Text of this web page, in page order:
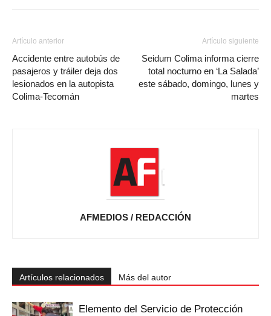
Artículo anterior
Accidente entre autobús de
pasajeros y tráiler deja dos
lesionados en la autopista
Colima-Tecomán
Artículo siguiente
Seidum Colima informa cierre
total nocturno en ‘La Salada’
este sábado, domingo, lunes y
martes
AFMEDIOS / REDACCIÓN
Artículos relacionados Más del autor
Elemento del Servicio de Protección